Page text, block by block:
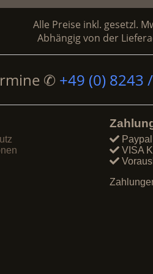
Alle Preise inkl. gesetzl.
Abhängig von der
✆ +49 (0) 8243
Paypal
VISA